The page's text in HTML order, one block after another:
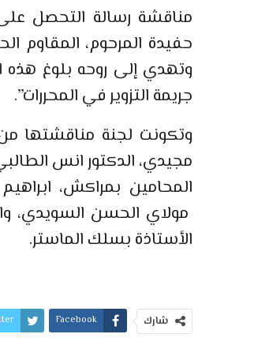
مناقشة رسالة التحصل
حفيدة المرحوم، المقاوم
وتهدي إلى روحه بلوغ هذه
جريمة التزوير في المحررات”.
وتكونت لجنة مناقشتها من
مجيدي، الدكتور انس
المحامين بمراكش،
مولاي الحسن السويدي،
الأستاذة بسلك الماستر.
شارك Facebook